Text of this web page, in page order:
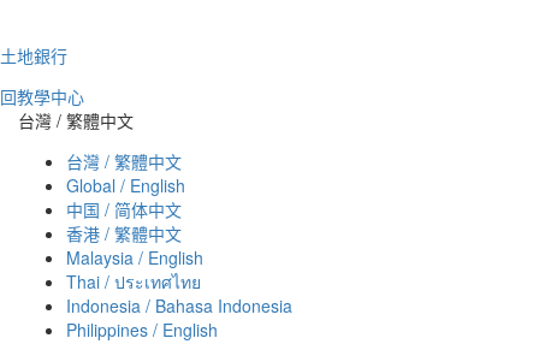
土地銀行
回教學中心
台灣 / 繁體中文
台灣 / 繁體中文
Global / English
中国 / 简体中文
香港 / 繁體中文
Malaysia / English
Thai / ประเทศไทย
Indonesia / Bahasa Indonesia
Philippines / English